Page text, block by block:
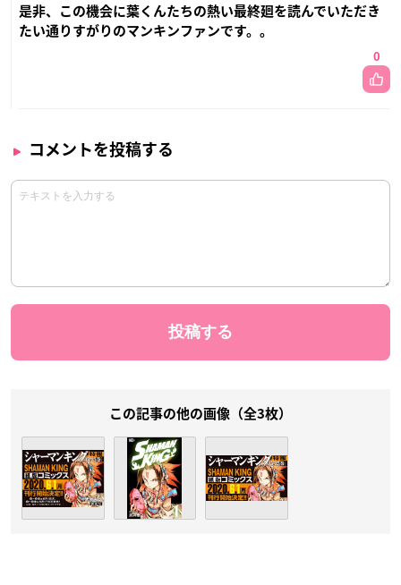
是非、この機会に葉くんたちの熱い最終廻を読んでいただき
たい通りすがりのマンキンファンです。。
0
コメントを投稿する
この記事の他の画像（全3枚）